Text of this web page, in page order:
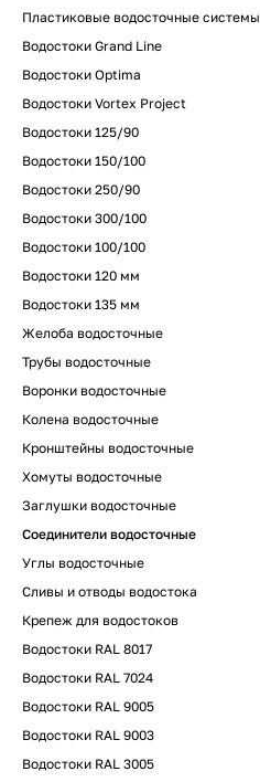
Пластиковые водосточные системы
Водостоки Grand Line
Водостоки Optima
Водостоки Vortex Project
Водостоки 125/90
Водостоки 150/100
Водостоки 250/90
Водостоки 300/100
Водостоки 100/100
Водостоки 120 мм
Водостоки 135 мм
Желоба водосточные
Трубы водосточные
Воронки водосточные
Колена водосточные
Кронштейны водосточные
Хомуты водосточные
Заглушки водосточные
Соединители водосточные
Углы водосточные
Сливы и отводы водостока
Крепеж для водостоков
Водостоки RAL 8017
Водостоки RAL 7024
Водостоки RAL 9005
Водостоки RAL 9003
Водостоки RAL 3005